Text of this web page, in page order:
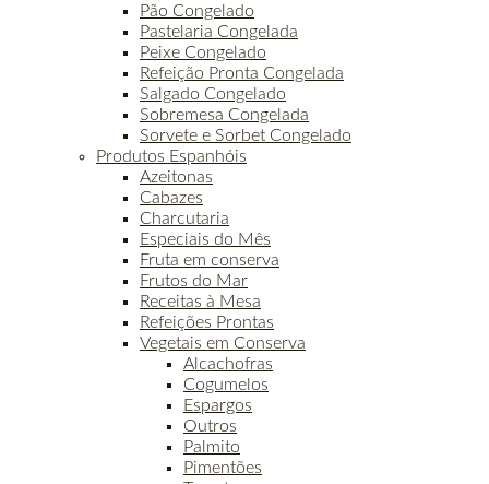
Pão Congelado
Pastelaria Congelada
Peixe Congelado
Refeição Pronta Congelada
Salgado Congelado
Sobremesa Congelada
Sorvete e Sorbet Congelado
Produtos Espanhóis
Azeitonas
Cabazes
Charcutaria
Especiais do Mês
Fruta em conserva
Frutos do Mar
Receitas à Mesa
Refeições Prontas
Vegetais em Conserva
Alcachofras
Cogumelos
Espargos
Outros
Palmito
Pimentões